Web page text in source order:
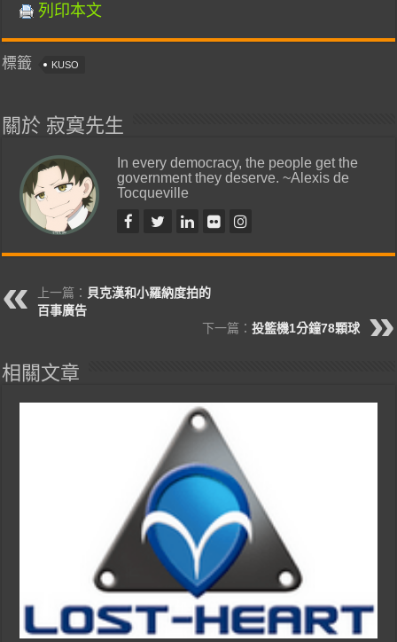
列印本文
標籤 KUSO
關於 寂寞先生
In every democracy, the people get the
government they deserve. ~Alexis de
Tocqueville
上一篇： 貝克漢和小羅納度拍的
百事廣告
下一篇： 投籃機1分鐘78顆球
相關文章